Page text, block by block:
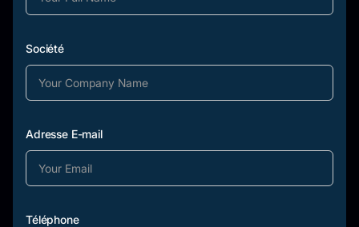
Société
Adresse E-mail
Téléphone